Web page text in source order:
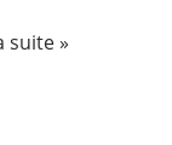
suite »